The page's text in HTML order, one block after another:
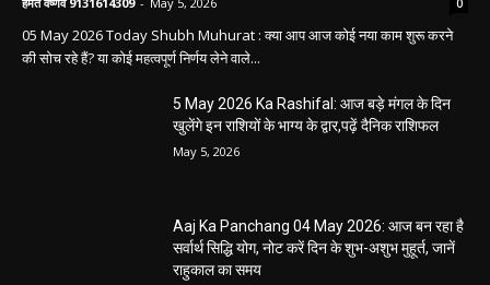
0
05 May 2026 Today Shubh Muhurat : क्या आप आज कोई नया काम शुरू करने
की सोच रहे हैं? या कोई महत्वपूर्ण निर्णय लेने वाले...
5 May 2026 Ka Rashifal: आज बड़े मंगल के दिन
खुलेंगे इन राशियों के भाग्य के द्वार,पढ़ें दैनिक राशिफल
May 5, 2026
Aaj Ka Panchang 04 May 2026: आज बन रहा है
सर्वार्थ सिद्धि योग, नोट करें दिन के शुभ-अशुभ मुहूर्त, जानें
राहुकाल का समय